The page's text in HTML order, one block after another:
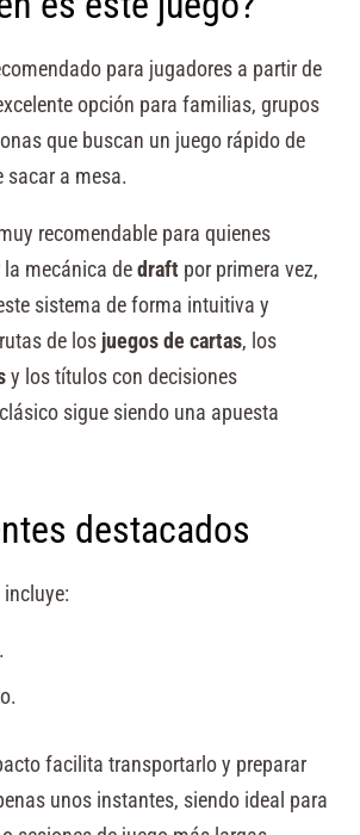
para jugadores a partir de
opción para familias, grupos
que buscan un juego rápido de
sacar a mesa.
recomendable para quienes
la mecánica dedraft por primera vez,
sistema de forma intuitiva y
de los juegos de cartas, los
y los títulos con decisiones
sigue siendo una apuesta
destacados
facilita transportarlo y preparar
unos instantes, siendo ideal para